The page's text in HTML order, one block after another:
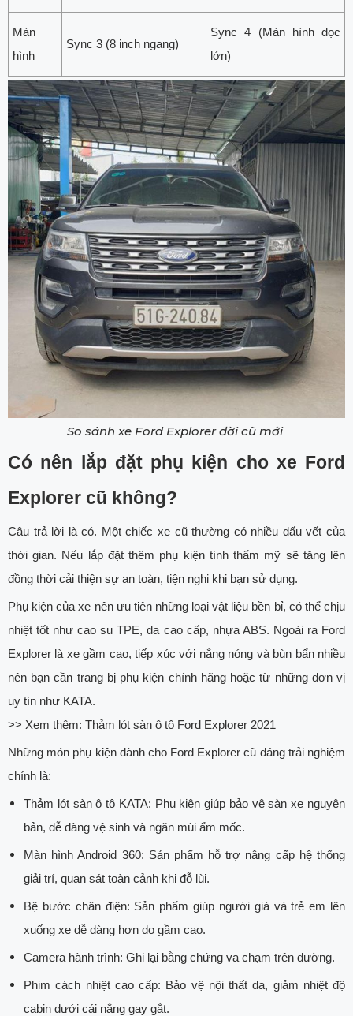
Màn
hình
Sync 3 (8 inch ngang)
Sync 4 (Màn hình dọc
lớn)
So sánh xe Ford Explorer đời cũ mới
Có nên lắp đặt phụ kiện cho xe Ford
Explorer cũ không?
Câu trả lời là có. Một chiếc xe cũ thường có nhiều dấu vết của
thời gian. Nếu lắp đặt thêm phụ kiện tính thẩm mỹ sẽ tăng lên
đồng thời cải thiện sự an toàn, tiện nghi khi bạn sử dụng.
Phụ kiện của xe nên ưu tiên những loại vật liệu bền bỉ, có thể chịu
nhiệt tốt như cao su TPE, da cao cấp, nhựa ABS. Ngoài ra Ford
Explorer là xe gầm cao, tiếp xúc với nắng nóng và bùn bẩn nhiều
nên bạn cần trang bị phụ kiện chính hãng hoặc từ những đơn vị
uy tín như KATA.
>> Xem thêm: Thảm lót sàn ô tô Ford Explorer 2021
Những món phụ kiện dành cho Ford Explorer cũ đáng trải nghiệm
chính là:
Thảm lót sàn ô tô KATA: Phụ kiện giúp bảo vệ sàn xe nguyên
bản, dễ dàng vệ sinh và ngăn mùi ẩm mốc.
Màn hình Android 360: Sản phẩm hỗ trợ nâng cấp hệ thống
giải trí, quan sát toàn cảnh khi đỗ lùi.
Bệ bước chân điện: Sản phẩm giúp người già và trẻ em lên
xuống xe dễ dàng hơn do gầm cao.
Camera hành trình: Ghi lại bằng chứng va chạm trên đường.
Phim cách nhiệt cao cấp: Bảo vệ nội thất da, giảm nhiệt độ
cabin dưới cái nắng gay gắt.